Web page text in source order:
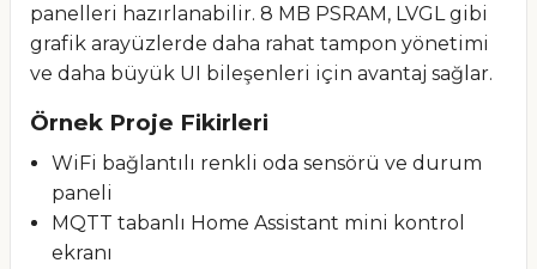
panelleri hazırlanabilir. 8 MB PSRAM, LVGL gibi
grafik arayüzlerde daha rahat tampon yönetimi
ve daha büyük UI bileşenleri için avantaj sağlar.
Örnek Proje Fikirleri
WiFi bağlantılı renkli oda sensörü ve durum
paneli
MQTT tabanlı Home Assistant mini kontrol
ekranı